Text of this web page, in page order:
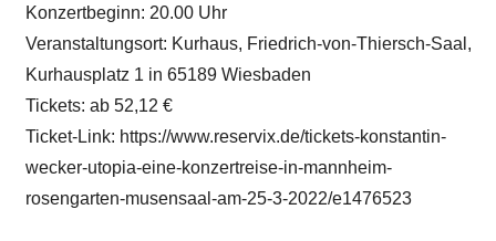
Konzertbeginn: 20.00 Uhr
Veranstaltungsort: Kurhaus, Friedrich-von-Thiersch-Saal,
Kurhausplatz 1 in 65189 Wiesbaden
Tickets: ab 52,12 €
Ticket-Link: https://www.reservix.de/tickets-konstantin-
wecker-utopia-eine-konzertreise-in-mannheim-
rosengarten-musensaal-am-25-3-2022/e1476523